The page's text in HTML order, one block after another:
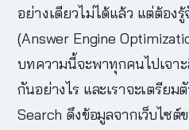
อย่างเดียวไม่ได้แล้ว แต่ต้องรู้
(Answer Engine
บทความนี้จะพาทุกคนไปเจาะ
กันอย่างไร และเราจะเตรียม
Search ดึงข้อมูลจากเว็บไซต์